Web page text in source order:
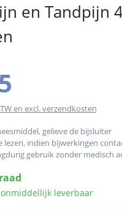
en Tandpijn
en excl. verzendkosten
gelieve de bijsluiter
lezen, indien bijwerkingen
gebruik zonder medisch
leverbaar